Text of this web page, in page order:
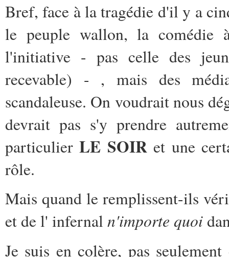
Bref, face à la tragédie d'il y a
le peuple wallon, la comédie
l'initiative - pas celle des
recevable) - , mais des
scandaleuse. On voudrait nous
devrait pas s'y prendre
particulierLE SOIRet une
rôle.
Mais quand le remplissent-ils
et de l' infernal n'importe quoi
Je suis en colère, pas